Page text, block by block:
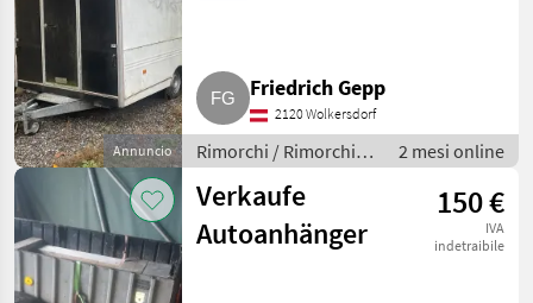
Annuncio
Friedrich Gepp
2120 Wolkersdorf
Rimorchi / Rimorchi
per auto
2 mesi online
Verkaufe
Autoanhänger
150 €
IVA
indetraibile